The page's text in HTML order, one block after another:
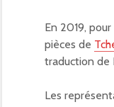
En 2019, pour
pièces de
traduction de
Les